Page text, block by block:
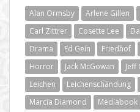
Alan Ormsby Arlene Gillen
Carl Zittrer
Cosette Lee
Drama
Ed Gein Friedhof
Horror
Jack McGowan Jeff
Leichen
Leichenschändung
Marcia Diamond
Mediabook